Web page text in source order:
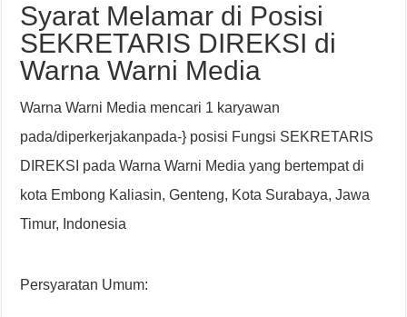
Syarat Melamar di Posisi
SEKRETARIS DIREKSI di
Warna Warni Media
Warna Warni Media mencari 1 karyawan
pada/diperkerjakanpada-} posisi Fungsi SEKRETARIS
DIREKSI pada Warna Warni Media yang bertempat di
kota Embong Kaliasin, Genteng, Kota Surabaya, Jawa
Timur, Indonesia
Persyaratan Umum: